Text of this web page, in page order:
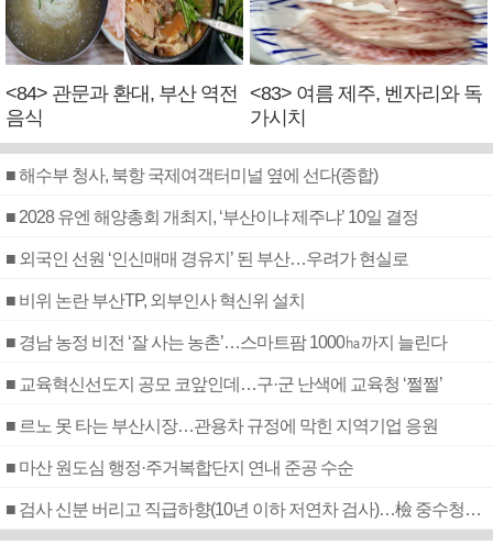
<84> 관문과 환대, 부산 역전
음식
<83> 여름 제주, 벤자리와 독
가시치
■ 해수부 청사, 북항 국제여객터미널 옆에 선다(종합)
■ 2028 유엔 해양총회 개최지, ‘부산이냐 제주냐’ 10일 결정
■ 외국인 선원 ‘인신매매 경유지’ 된 부산…우려가 현실로
■ 비위 논란 부산TP, 외부인사 혁신위 설치
■ 경남 농정 비전 ‘잘 사는 농촌’…스마트팜 1000㏊까지 늘린다
■ 교육혁신선도지 공모 코앞인데…구·군 난색에 교육청 ‘쩔쩔’
■ 르노 못 타는 부산시장…관용차 규정에 막힌 지역기업 응원
■ 마산 원도심 행정·주거복합단지 연내 준공 수순
■ 검사 신분 버리고 직급하향(10년 이하 저연차 검사)…檢 중수청행 기피